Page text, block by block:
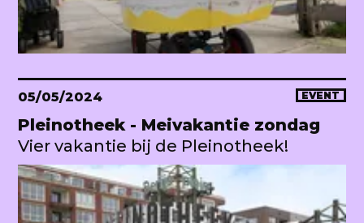
05/05/2024 EVENT
Pleinotheek - Meivakantie zondag
Vier vakantie bij de Pleinotheek!